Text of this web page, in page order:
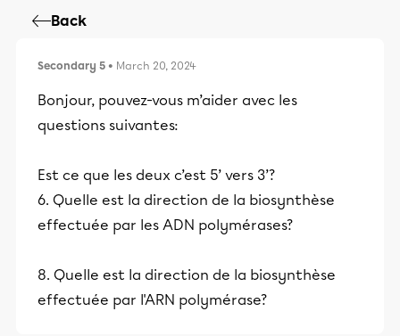
Back
Secondary 5 • March 20, 2024
Bonjour, pouvez-vous m’aider avec les
questions suivantes:
Est ce que les deux c’est 5’ vers 3’?
6. Quelle est la direction de la biosynthèse
effectuée par les ADN polymérases?
8. Quelle est la direction de la biosynthèse
effectuée par l'ARN polymérase?